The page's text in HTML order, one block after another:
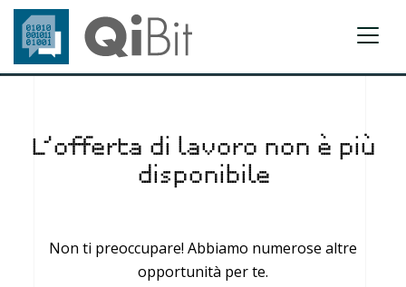
L’offerta di lavoro non è più
disponibile
Non ti preoccupare! Abbiamo numerose altre
opportunità per te.